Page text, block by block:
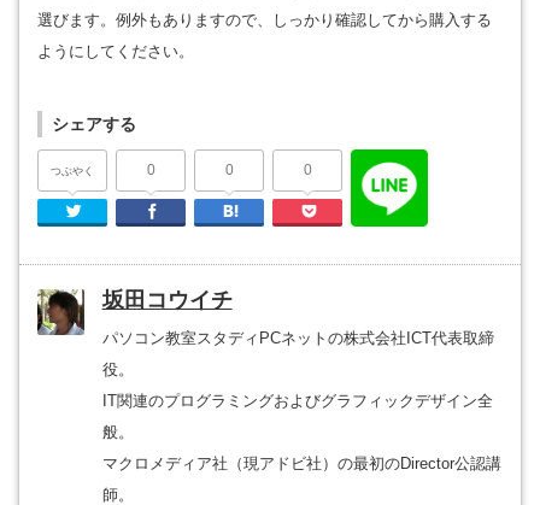
選びます。例外もありますので、しっかり確認してから購入する
ようにしてください。
シェアする
つぶやく
Twitter
0
Facebook
0
はてなブックマーク
0
Pocket
坂田コウイチ
パソコン教室スタディPCネットの株式会社ICT代表取締
役。
IT関連のプログラミングおよびグラフィックデザイン全
般。
マクロメディア社（現アドビ社）の最初のDirector公認講
師。